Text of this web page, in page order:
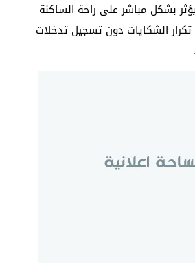
بشكل مباشر على راحة الساكنة
الشكايات دون تسجيل تدخلات